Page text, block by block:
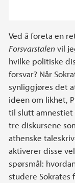
Ved å foreta en
Forsvarstalenvil
hvilke politiske
forsvar? Når
synliggjøres det
ideen om likhet,
til slutt amnestiet
tre diskursene
athenske
aktiverer disse
spørsmål:
studere Sokrates